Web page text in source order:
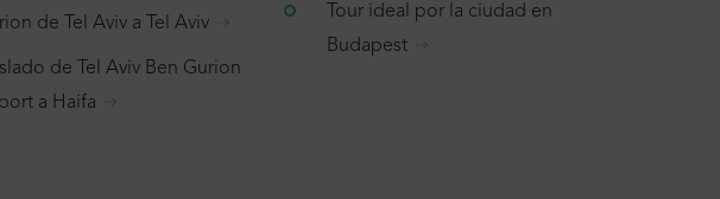
de Tel Aviv a Tel Aviv
de Tel Aviv Ben Gurion
a Haifa
Tour ideal por la ciudad en
Budapest